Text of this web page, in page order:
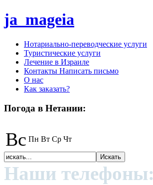
ja_mageia
Нотариально-переводческие услуги
Туристические услуги
Лечение в Израиле
Контакты Написать письмо
О нас
Как заказать?
Погода в Нетании:
Вс Пн Вт Ср Чт
Наши телефоны: